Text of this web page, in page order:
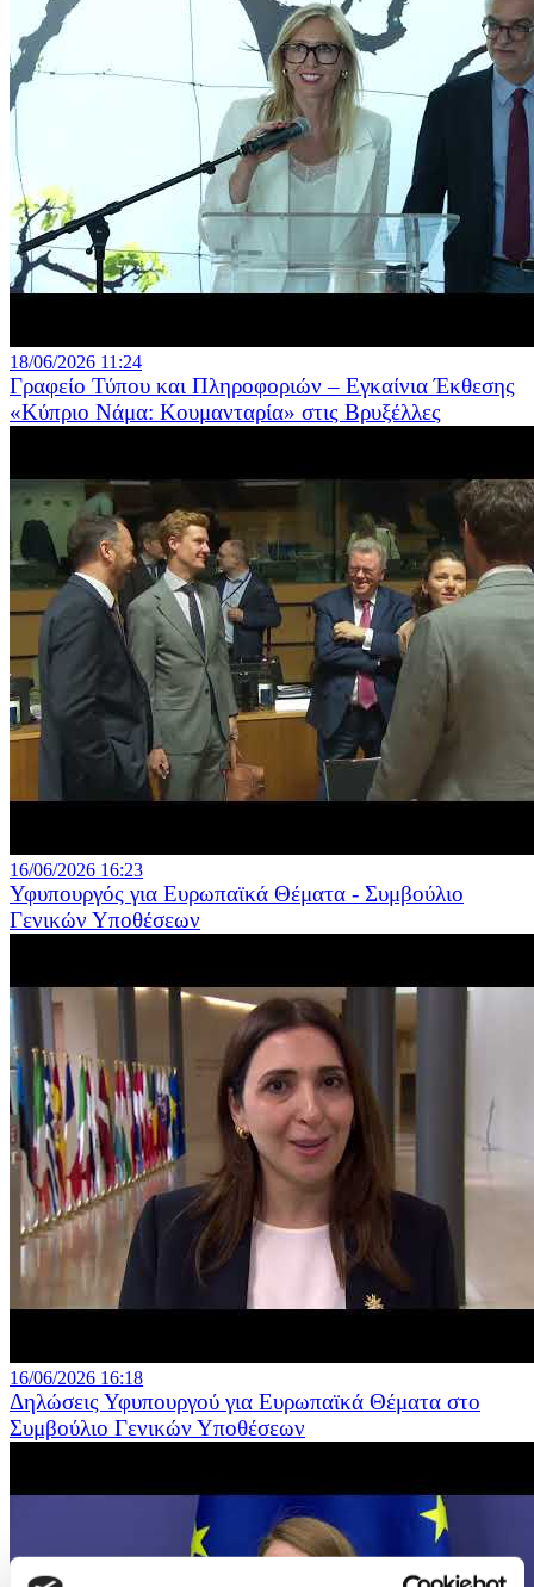
18/06/2026 11:24
Γραφείο Τύπου και Πληροφοριών – Εγκαίνια Έκθεσης
«Κύπριο Νάμα: Κουμανταρία» στις Βρυξέλλες
16/06/2026 16:23
Υφυπουργός για Ευρωπαϊκά Θέματα - Συμβούλιο
Γενικών Υποθέσεων
16/06/2026 16:18
Δηλώσεις Υφυπουργού για Ευρωπαϊκά Θέματα στο
Συμβούλιο Γενικών Υποθέσεων